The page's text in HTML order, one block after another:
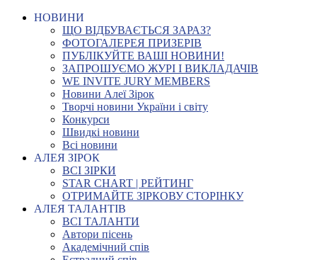
НОВИНИ
ЩО ВІДБУВАЄТЬСЯ ЗАРАЗ?
ФОТОГАЛЕРЕЯ ПРИЗЕРІВ
ПУБЛІКУЙТЕ ВАШІ НОВИНИ!
ЗАПРОШУЄМО ЖУРІ І ВИКЛАДАЧІВ
WE INVITE JURY MEMBERS
Новини Алеї Зірок
Творчі новини України і світу
Конкурси
Швидкі новини
Всі новини
АЛЕЯ ЗІРОК
ВСІ ЗІРКИ
STAR CHART | РЕЙТИНГ
ОТРИМАЙТЕ ЗІРКОВУ СТОРІНКУ
АЛЕЯ ТАЛАНТІВ
ВСІ ТАЛАНТИ
Автори пісень
Академічний спів